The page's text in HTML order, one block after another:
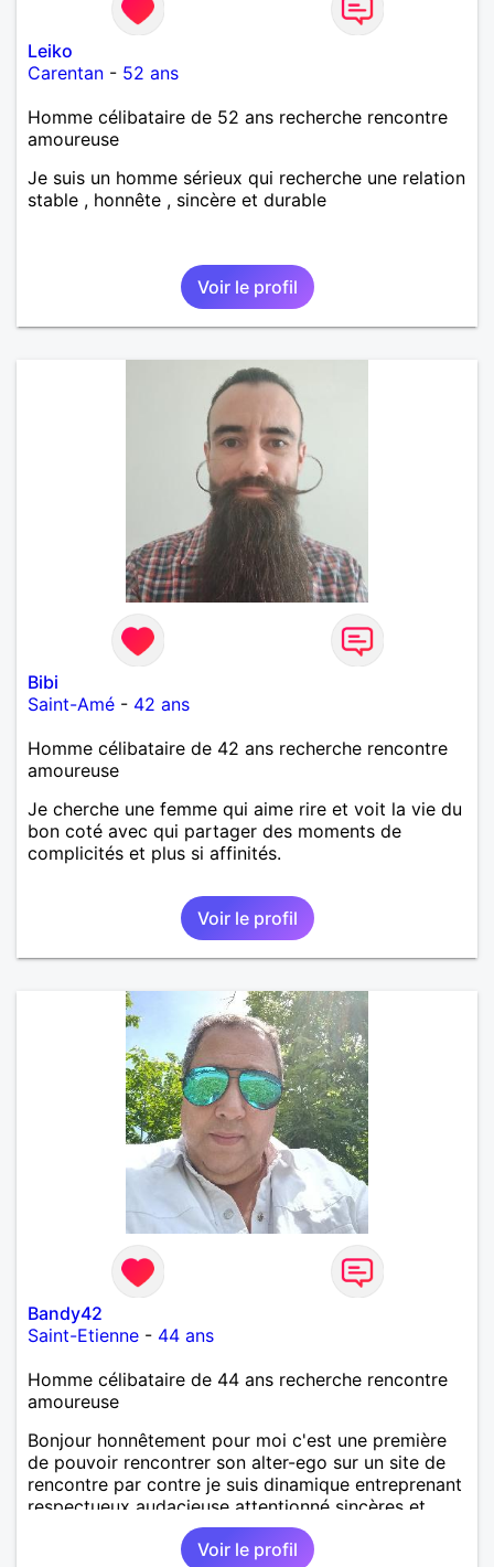
Leiko
Carentan - 52 ans
Homme célibataire de 52 ans recherche rencontre
amoureuse
Je suis un homme sérieux qui recherche une relation
stable , honnête , sincère et durable
Voir le profil
Bibi
Saint-Amé - 42 ans
Homme célibataire de 42 ans recherche rencontre
amoureuse
Je cherche une femme qui aime rire et voit la vie du
bon coté avec qui partager des moments de
complicités et plus si affinités.
Voir le profil
Bandy42
Saint-Etienne - 44 ans
Homme célibataire de 44 ans recherche rencontre
amoureuse
Bonjour honnêtement pour moi c'est une première
de pouvoir rencontrer son alter-ego sur un site de
rencontre par contre je suis dinamique entreprenant
respectueux audacieuse attentionné sincères et
expressif et j' aime surtout les câlins et à les
partager avec humour et amour bisous à+ à bientôt
Voir le profil